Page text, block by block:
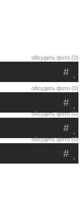
обсудить фото (0)
.
#
обсудить фото (0)
.
#
обсудить фото (0)
.
#
обсудить фото (0)
.
#